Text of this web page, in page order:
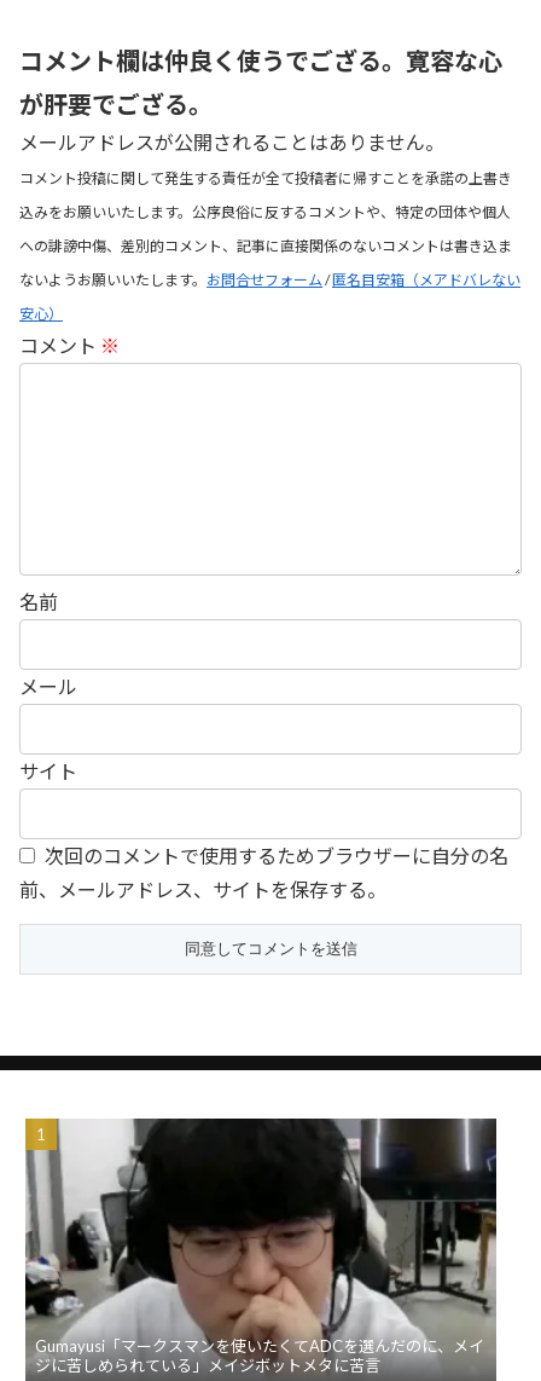
コメント欄は仲良く使うでござる。寛容な心
が肝要でござる。
メールアドレスが公開されることはありません。
コメント投稿に関して発生する責任が全て投稿者に帰すことを承諾の上書き
込みをお願いいたします。公序良俗に反するコメントや、特定の団体や個人
への誹謗中傷、差別的コメント、記事に直接関係のないコメントは書き込ま
ないようお願いいたします。 お問合せフォーム /匿名目安箱（メアドバレない
安心）
コメント ※
名前
メール
サイト
次回のコメントで使用するためブラウザーに自分の名
前、メールアドレス、サイトを保存する。
Gumayusi「マークスマンを使いたくてADCを選んだのに、メイ
ジに苦しめられている」メイジボットメタに苦言